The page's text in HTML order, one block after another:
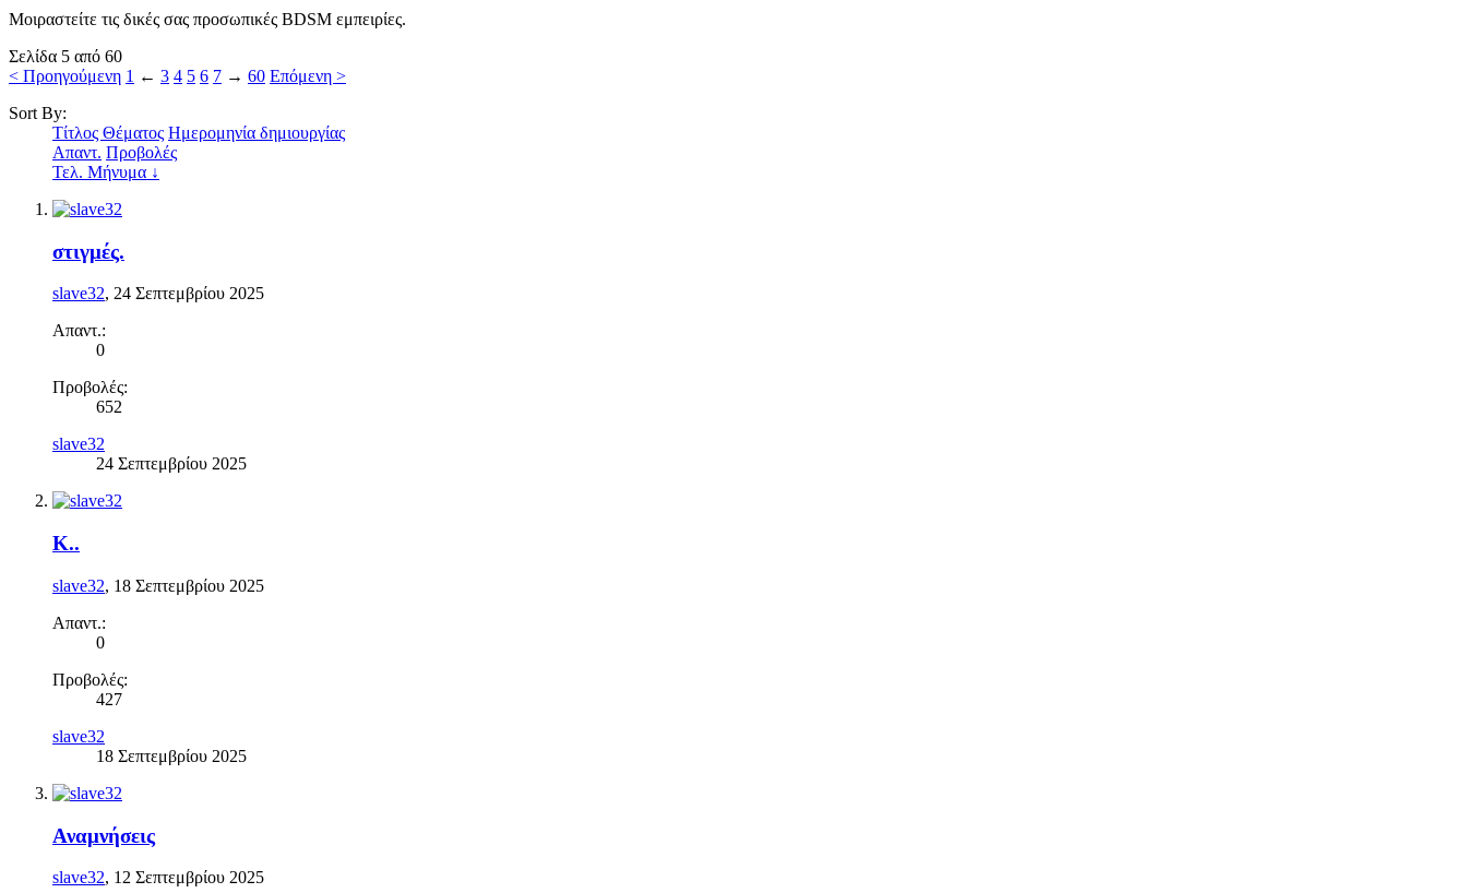
Μοιραστείτε τις δικές σας προσωπικές BDSM εμπειρίες.
Σελίδα 5 από 60
< Προηγούμενη 1 ← 3 4 5 6 7 → 60 Επόμενη >
Sort By:
Τίτλος Θέματος Ημερομηνία δημιουργίας
Απαντ. Προβολές
Τελ. Μήνυμα ↓
στιγμές.
slave32, 24 Σεπτεμβρίου 2025
Απαντ.:
0
Προβολές:
652
slave32
24 Σεπτεμβρίου 2025
K..
slave32, 18 Σεπτεμβρίου 2025
Απαντ.:
0
Προβολές:
427
slave32
18 Σεπτεμβρίου 2025
Αναμνήσεις
slave32, 12 Σεπτεμβρίου 2025